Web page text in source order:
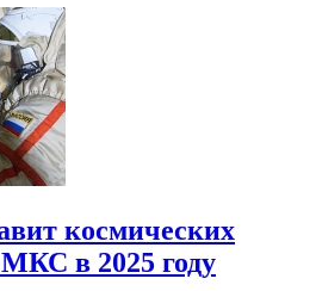
космических
в 2025 году